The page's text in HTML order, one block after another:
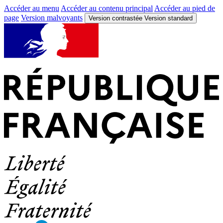
Accéder au menu Accéder au contenu principal Accéder au pied de
page Version malvoyants Version contrastée Version standard